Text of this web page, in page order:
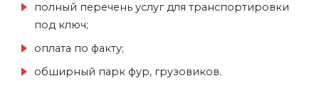
полный перечень услуг для транспортировки
под ключ;
оплата по факту;
обширный парк фур, грузовиков.